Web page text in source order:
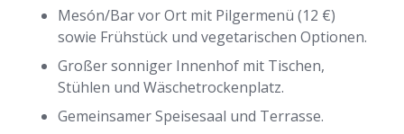
Mesón/Bar vor Ort mit Pilgermenü (12 €)
sowie Frühstück und vegetarischen Optionen.
Großer sonniger Innenhof mit Tischen,
Stühlen und Wäschetrockenplatz.
Gemeinsamer Speisesaal und Terrasse.